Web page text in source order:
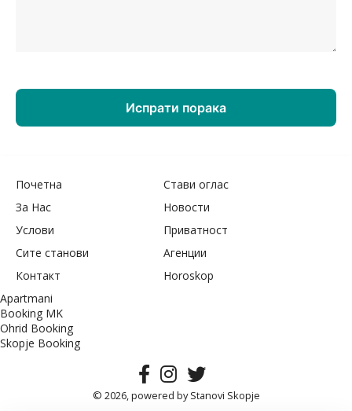
Почетна
Стави оглас
За Нас
Новости
Услови
Приватност
Сите станови
Агенции
Контакт
Horoskop
Apartmani
Booking MK
Ohrid Booking
Skopje Booking
© 2026, powered byStanovi Skopje